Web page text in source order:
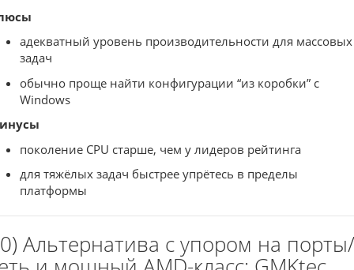
адекватный уровень производительности для массовых
задач
обычно проще найти конфигурации “из коробки” с
Windows
поколение CPU старше, чем у лидеров рейтинга
для тяжёлых задач быстрее упрётесь в пределы
платформы
Альтернатива с упором на порты/